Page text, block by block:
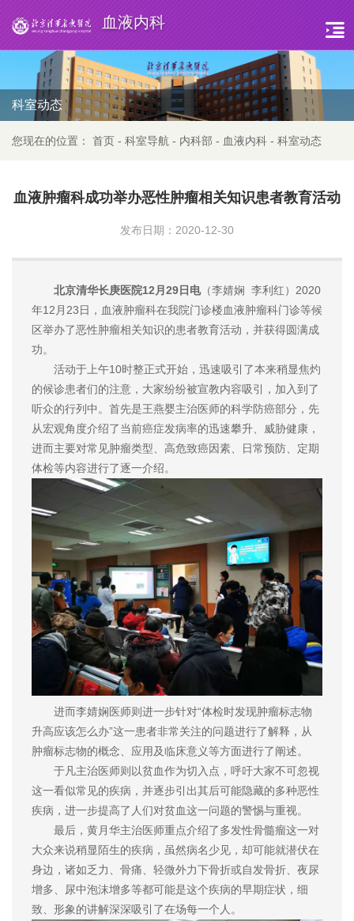
血液内科
科室动态
您现在的位置： 首页 - 科室导航 - 内科部 - 血液内科 - 科室动态
血液肿瘤科成功举办恶性肿瘤相关知识患者教育活动
发布日期：2020-12-30
北京清华长庚医院12月29日电（李婧娴 李利红）2020
年12月23日，血液肿瘤科在我院门诊楼血液肿瘤科门诊等候
区举办了恶性肿瘤相关知识的患者教育活动，并获得圆满成
功。
活动于上午10时整正式开始，迅速吸引了本来稍显焦灼
的候诊患者们的注意，大家纷纷被宣教内容吸引，加入到了
听众的行列中。首先是王燕婴主治医师的科学防癌部分，先
从宏观角度介绍了当前癌症发病率的迅速攀升、威胁健康，
进而主要对常见肿瘤类型、高危致癌因素、日常预防、定期
体检等内容进行了逐一介绍。
进而李婧娴医师则进一步针对“体检时发现肿瘤标志物
升高应该怎么办”这一患者非常关注的问题进行了解释，从
肿瘤标志物的概念、应用及临床意义等方面进行了阐述。
于凡主治医师则以贫血作为切入点，呼吁大家不可忽视
这一看似常见的疾病，并逐步引出其后可能隐藏的多种恶性
疾病，进一步提高了人们对贫血这一问题的警惕与重视。
最后，黄月华主治医师重点介绍了多发性骨髓瘤这一对
大众来说稍显陌生的疾病，虽然病名少见，却可能就潜伏在
身边，诸如乏力、骨痛、轻微外力下骨折或自发骨折、夜尿
增多、尿中泡沫增多等都可能是这个疾病的早期症状，细
致、形象的讲解深深吸引了在场每一个人。